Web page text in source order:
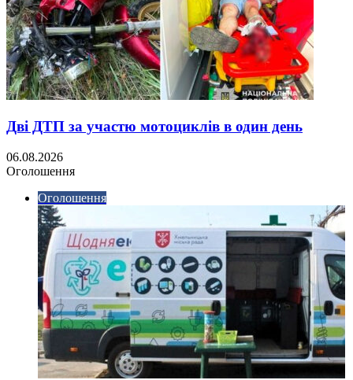
Дві ДТП за участю мотоциклів в один день
06.08.2026
Оголошення
Оголошення